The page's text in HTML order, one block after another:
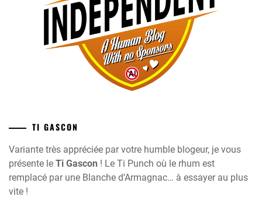
TI GASCON
Variante très appréciée par votre humble blogeur, je vous
présente le Ti Gascon ! Le Ti Punch où le rhum est
remplacé par une Blanche d’Armagnac… à essayer au plus
vite !